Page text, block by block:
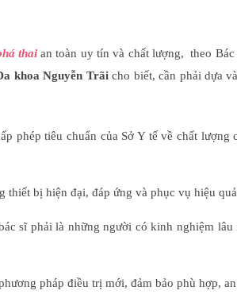
thaian toàn uy tín và chất lượng, theo
khoa Nguyễn Trãicho biết, cần phải dựa
phép tiêu chuẩn của Sở Y tế về chất lượng
thiết bị hiện đại, đáp ứng và phục vụ hiệu
sĩ phải là những người có kinh nghiệm lâu
pháp điều trị mới, đảm bảo phù hợp,